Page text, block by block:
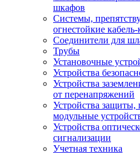
шкафов
Системы,
огнестойкие
Соединители для
Трубы
Установочные
Устройства
Устройства
от перенапряжений
Устройства защиты,
модульные
Устройства
сигнализации
Учетная техника